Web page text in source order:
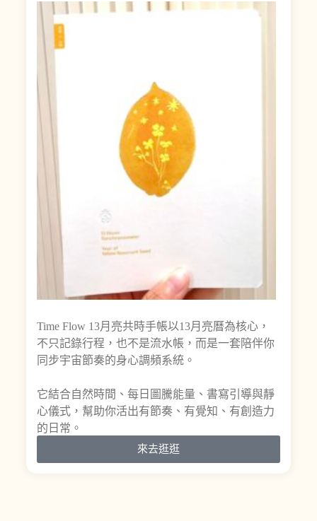
Time Flow 13月亮共時手帳以13月亮曆為核心，
不只記錄行程，也不是流水帳，而是一套陪伴你
同步宇宙節奏的身心調頻系統。
它結合自然時間、每日圖騰能量、書寫引導與靜
心儀式，幫助你活出有節奏、有覺知、有創造力
的日常。
來去逛逛